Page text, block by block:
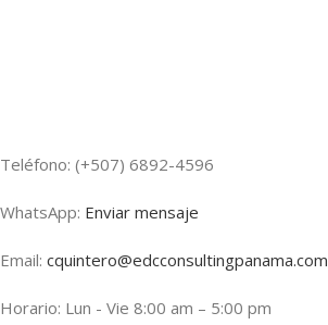
Teléfono: (+507) 6892-4596
WhatsApp: Enviar mensaje
Email: cquintero@edcconsultingpanama.com
Horario: Lun - Vie 8:00 am – 5:00 pm